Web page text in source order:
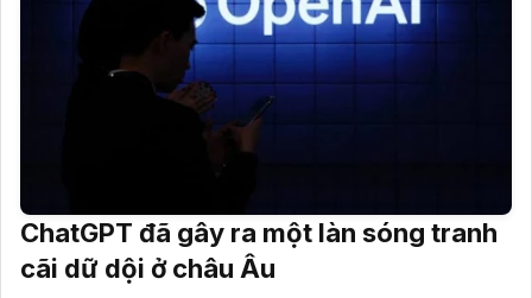
ChatGPT đã gây ra một làn sóng tranh
cãi dữ dội ở châu Âu